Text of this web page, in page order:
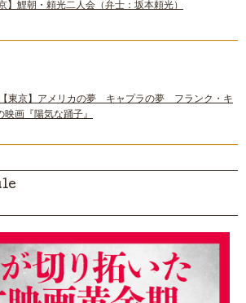
京】鯉朝・頼光二人会（弁士：坂本頼光）
【東京】アメリカの夢 キャプラの夢 フランク・キ
映画『陽気な踊子』